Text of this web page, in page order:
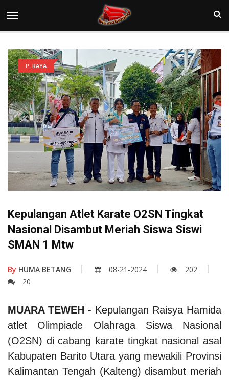
P. RAYA
Kepulangan Atlet Karate O2SN Tingkat
Nasional Disambut Meriah Siswa Siswi
SMAN 1 Mtw
By HUMA BETANG 08-21-2024
202
20
MUARA TEWEH - Kepulangan Raisya Hamida
atlet Olimpiade Olahraga Siswa Nasional
(O2SN) di cabang karate tingkat nasional asal
Kabupaten Barito Utara yang mewakili Provinsi
Kalimantan Tengah (Kalteng) disambut meriah